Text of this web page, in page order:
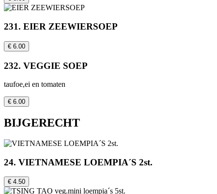
231. EIER ZEEWIERSOEP
€ 6.00
232. VEGGIE SOEP
taufoe,ei en tomaten
€ 6.00
BIJGERECHT
24. VIETNAMESE LOEMPIA´S 2st.
€ 4.50